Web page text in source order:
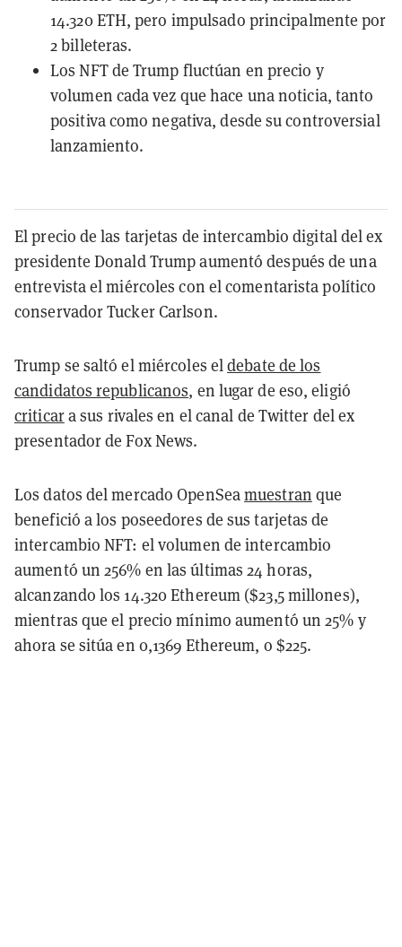
14.320 ETH, pero impulsado principalmente por
2 billeteras.
Los NFT de Trump fluctúan en precio y
volumen cada vez que hace una noticia, tanto
positiva como negativa, desde su controversial
lanzamiento.
El precio de las tarjetas de intercambio digital del ex
presidente Donald Trump aumentó después de una
entrevista el miércoles con el comentarista político
conservador Tucker Carlson.
Trump se saltó el miércoles eldebate de los
candidatos republicanos, en lugar de eso, eligió
criticara sus rivales en el canal de Twitter del ex
presentador de Fox News.
Los datos del mercado OpenSeamuestran que
benefició a los poseedores de sus tarjetas de
intercambio NFT: el volumen de intercambio
aumentó un 256% en las últimas 24 horas,
alcanzando los 14.320 Ethereum ($23,5 millones),
mientras que el precio mínimo aumentó un 25% y
ahora se sitúa en 0,1369 Ethereum, o $225.